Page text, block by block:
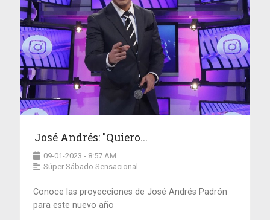
José Andrés: "Quiero...
09-01-2023 - 8:57 AM
Súper Sábado Sensacional
Conoce las proyecciones de José Andrés Padrón
para este nuevo año